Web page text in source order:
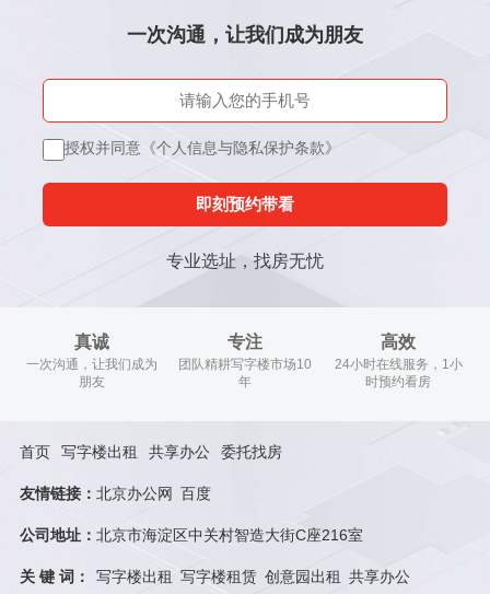
一次沟通，让我们成为朋友
授权并同意《个人信息与隐私保护条款》
即刻预约带看
专业选址，找房无忧
真诚
一次沟通，让我们成为
朋友
专注
团队精耕写字楼市场10
年
高效
24小时在线服务，1小
时预约看房
首页 写字楼出租 共享办公 委托找房
友情链接： 北京办公网 百度
公司地址： 北京市海淀区中关村智造大街C座216室
关 键 词： 写字楼出租 写字楼租赁 创意园出租 共享办公